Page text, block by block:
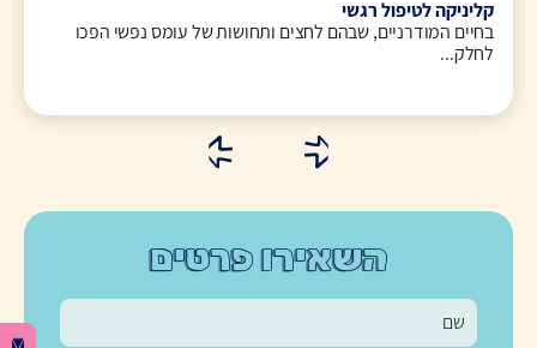
קליניקה לטיפול רגשי
בחיים המודרניים, שבהם לחצים ותחושות של עומס נפשי הפכו
לחלק...
השאירו פרטים